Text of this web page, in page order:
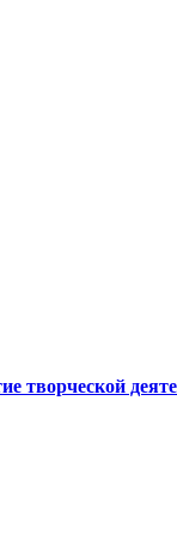
творческой